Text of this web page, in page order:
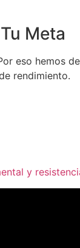
Meta
eso hemos
rendimiento.
y